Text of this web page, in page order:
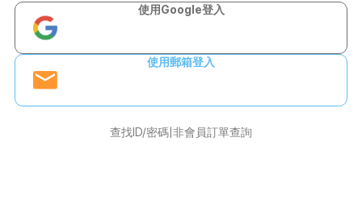
使用Google登入
使用郵箱登入
查找ID/密碼 非會員訂單查詢